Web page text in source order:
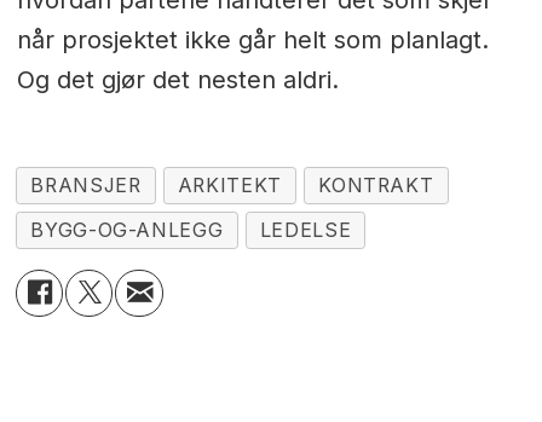
når prosjektet ikke går helt som planlagt.
Og det gjør det nesten aldri.
BRANSJER ARKITEKT
KONTRAKT
BYGG-OG-ANLEGG
LEDELSE